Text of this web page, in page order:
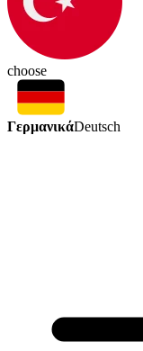
choose
ΓερμανικάDeutsch